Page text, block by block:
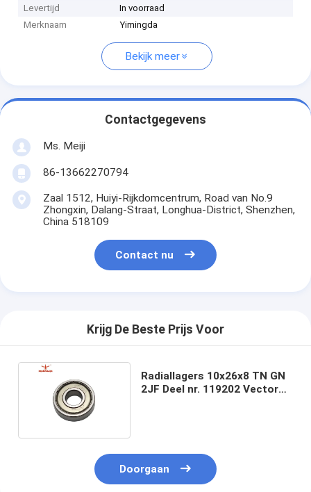
Levertijd
In voorraad
Merknaam
Yimingda
Bekijk meer
Contactgegevens
Ms. Meiji
86-13662270794
Zaal 1512, Huiyi-Rijkdomcentrum, Road van No.9
Zhongxin, Dalang-Straat, Longhua-District, Shenzhen,
China 518109
Contact nu
Krijg De Beste Prijs Voor
Radiallagers 10x26x8 TN GN
2JF Deel nr. 119202 Vector
Doorgaan